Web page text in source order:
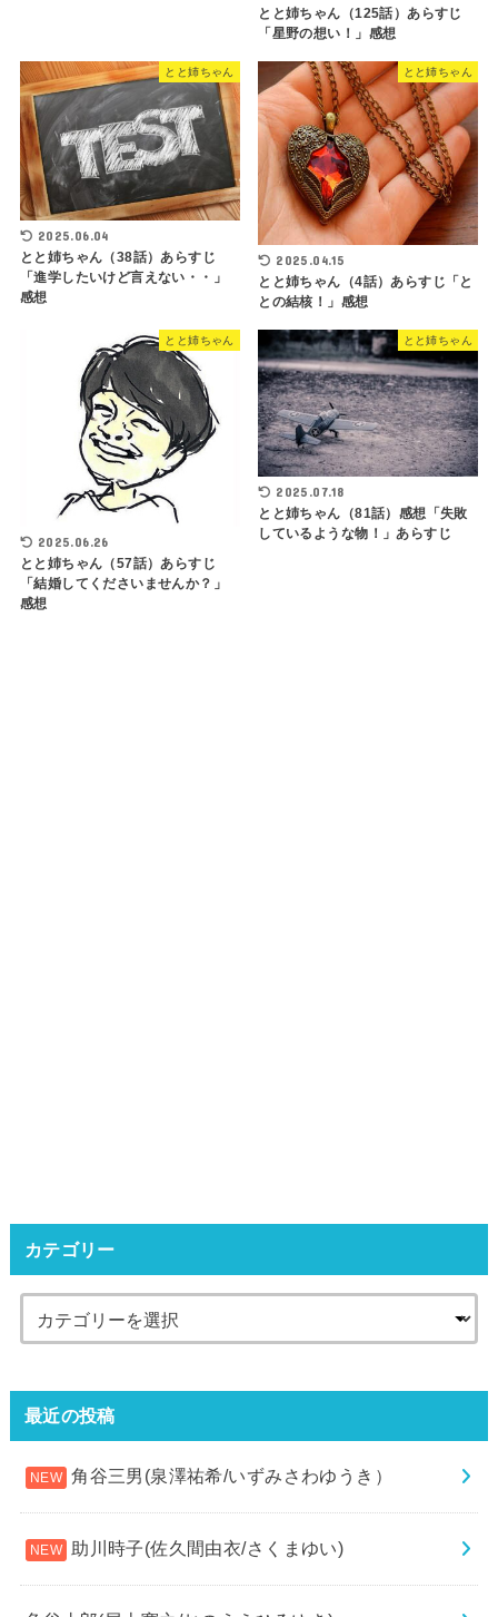
とと姉ちゃん（125話）あらすじ
「星野の想い！」感想
とと姉ちゃん
2025.06.04
とと姉ちゃん（38話）あらすじ
「進学したいけど言えない・・」
感想
とと姉ちゃん
2025.04.15
とと姉ちゃん（4話）あらすじ「と
との結核！」感想
とと姉ちゃん
2025.06.26
とと姉ちゃん（57話）あらすじ
「結婚してくださいませんか？」
感想
とと姉ちゃん
2025.07.18
とと姉ちゃん（81話）感想「失敗
しているような物！」あらすじ
カテゴリー
最近の投稿
角谷三男(泉澤祐希/いずみさわゆうき）
助川時子(佐久間由衣/さくまゆい)